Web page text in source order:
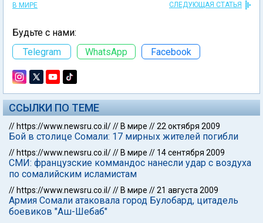
В МИРЕ СЛЕДУЮЩАЯ СТАТЬЯ
Будьте с нами:
Telegram
WhatsApp Facebook
ССЫЛКИ ПО ТЕМЕ
// https://www.newsru.co.il/// В мире //22 октября 2009
Бой в столице Сомали: 17 мирных жителей погибли
// https://www.newsru.co.il/// В мире // 14 сентября 2009
СМИ: французские коммандос нанесли удар с воздуха
по сомалийским исламистам
// https://www.newsru.co.il/// В мире //21 августа 2009
Армия Сомали атаковала город Булобард, цитадель
боевиков "Аш-Шебаб"